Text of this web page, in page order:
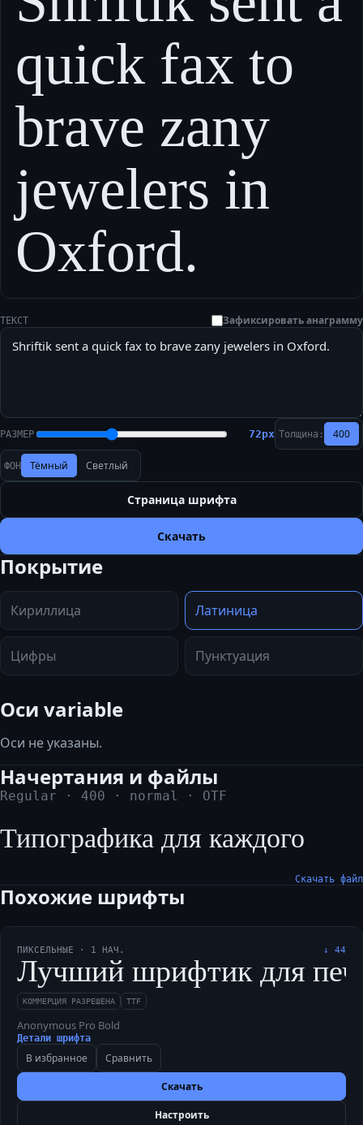
quick fax to
brave zany
jewelers in
Oxford.
ТЕКСТ Зафиксировать анаграмму
РАЗМЕР 72px Толщина: 400
ФОН Тёмный Светлый
Страница шрифта
Скачать
Покрытие
Кириллица Латиница
Цифры Пунктуация
Оси variable
Оси не указаны.
Начертания и файлы
Regular · 400 · normal · OTF
Типографика для каждого
Скачать файл
Похожие шрифты
ПИКСЕЛЬНЫЕ · 1 НАЧ. ↓ 44
Лучший шрифтик для
КОММЕРЦИЯ РАЗРЕШЕНА TTF
Anonymous Pro Bold
Детали шрифта
В избранное Сравнить
Скачать
Настроить